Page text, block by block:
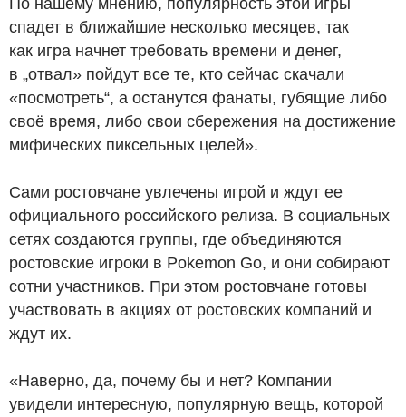
спадет в ближайшие несколько месяцев, так
как игра начнет требовать времени и денег,
в „отвал» пойдут все те, кто сейчас скачали
«посмотреть“, а останутся фанаты, губящие либо
своё время, либо свои сбережения на достижение
мифических пиксельных целей».
Сами ростовчане увлечены игрой и ждут ее
официального российского релиза. В социальных
сетях создаются группы, где объединяются
ростовские игроки в Pokemon Go, и они собирают
сотни участников. При этом ростовчане готовы
участвовать в акциях от ростовских компаний и
ждут их.
«Наверно, да, почему бы и нет? Компании
увидели интересную, популярную вещь, которой